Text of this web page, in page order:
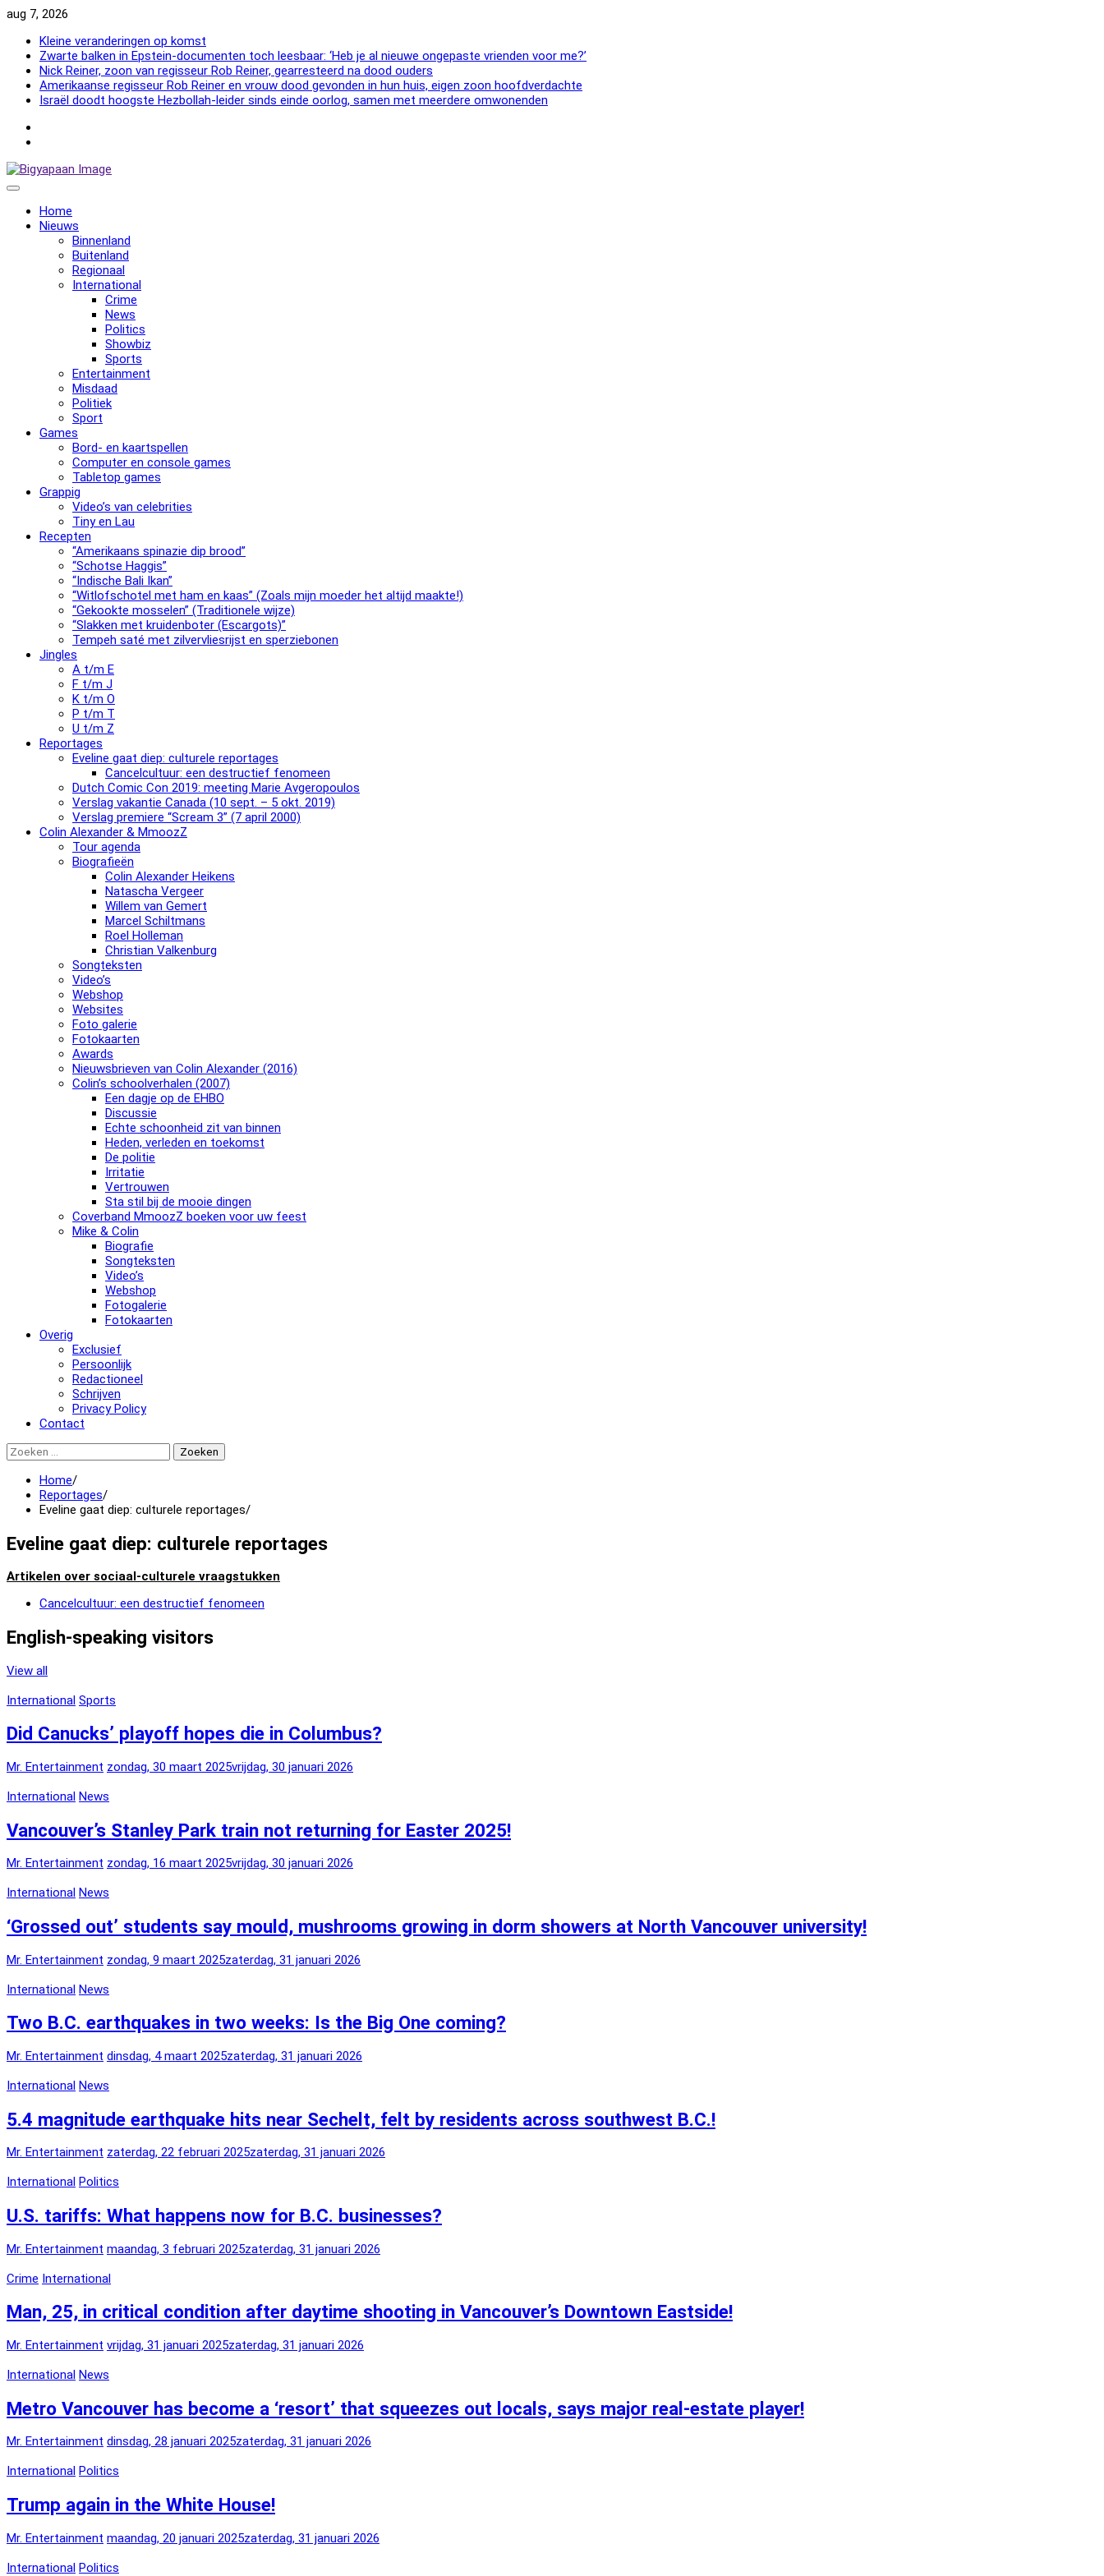
Skip
content
aug 7, 2026
Kleine veranderingen op komst
Zwarte balken in Epstein-documenten toch leesbaar: ‘Heb je al nieuwe ongepaste vrienden voor me?’
Nick Reiner, zoon van regisseur Rob Reiner, gearresteerd na dood ouders
Amerikaanse regisseur Rob Reiner en vrouw dood gevonden in hun huis, eigen zoon hoofdverdachte
Israël doodt hoogste Hezbollah-leider sinds einde oorlog, samen met meerdere omwonenden
Home
Nieuws
Binnenland
Buitenland
Regionaal
International
Crime
News
Politics
Showbiz
Sports
Entertainment
Misdaad
Politiek
Sport
Games
Bord- en kaartspellen
Computer en console games
Tabletop games
Grappig
Video’s van celebrities
Tiny en Lau
Recepten
“Amerikaans spinazie dip brood”
“Schotse Haggis”
“Indische Bali Ikan”
“Witlofschotel met ham en kaas” (Zoals mijn moeder het altijd maakte!)
“Gekookte mosselen” (Traditionele wijze)
“Slak­ken met krui­den­bo­ter (Escargots)”
Tempeh saté met zilvervliesrijst en sperziebonen
Jingles
A t/m E
F t/m J
K t/m O
P t/m T
U t/m Z
Reportages
Eveline gaat diep: culturele reportages
Cancelcultuur: een destructief fenomeen
Dutch Comic Con 2019: meeting Marie Avgeropoulos
Verslag vakantie Canada (10 sept. – 5 okt. 2019)
Verslag premiere “Scream 3” (7 april 2000)
Colin Alexander & MmoozZ
Tour agenda
Biografieën
Colin Alexander Heikens
Natascha Vergeer
Willem van Gemert
Marcel Schiltmans
Roel Holleman
Christian Valkenburg
Songteksten
Video’s
Webshop
Websites
Foto galerie
Fotokaarten
Awards
Nieuwsbrieven van Colin Alexander (2016)
Colin’s schoolverhalen (2007)
Een dagje op de EHBO
Discussie
Echte schoonheid zit van binnen
Heden, verleden en toekomst
De politie
Irritatie
Vertrouwen
Sta stil bij de mooie dingen
Coverband MmoozZ boeken voor uw feest
Mike & Colin
Biografie
Songteksten
Video’s
Webshop
Fotogalerie
Fotokaarten
Overig
Exclusief
Persoonlijk
Redactioneel
Schrijven
Privacy Policy
Contact
Zoeken
naar:
Home
Reportages
Eveline gaat diep: culturele reportages
Eveline gaat diep: culturele reportages
Artikelen over sociaal-culturele vraagstukken
Cancelcultuur: een destructief fenomeen
English-speaking visitors
View all
International Sports
Did Canucks’ playoff hopes die in Columbus?
Mr. Entertainment zondag, 30 maart 2025vrijdag, 30 januari 2026
International News
Vancouver’s Stanley Park train not returning for Easter 2025!
Mr. Entertainment zondag, 16 maart 2025vrijdag, 30 januari 2026
International News
‘Grossed out’ students say mould, mushrooms growing in dorm showers at North Vancouver university!
Mr. Entertainment zondag, 9 maart 2025zaterdag, 31 januari 2026
International News
Two B.C. earthquakes in two weeks: Is the Big One coming?
Mr. Entertainment dinsdag, 4 maart 2025zaterdag, 31 januari 2026
International News
5.4 magnitude earthquake hits near Sechelt, felt by residents across southwest B.C.!
Mr. Entertainment zaterdag, 22 februari 2025zaterdag, 31 januari 2026
International Politics
U.S. tariffs: What happens now for B.C. businesses?
Mr. Entertainment maandag, 3 februari 2025zaterdag, 31 januari 2026
Crime International
Man, 25, in critical condition after daytime shooting in Vancouver’s Downtown Eastside!
Mr. Entertainment vrijdag, 31 januari 2025zaterdag, 31 januari 2026
International News
Metro Vancouver has become a ‘resort’ that squeezes out locals, says major real-estate player!
Mr. Entertainment dinsdag, 28 januari 2025zaterdag, 31 januari 2026
International Politics
Trump again in the White House!
Mr. Entertainment maandag, 20 januari 2025zaterdag, 31 januari 2026
International Politics